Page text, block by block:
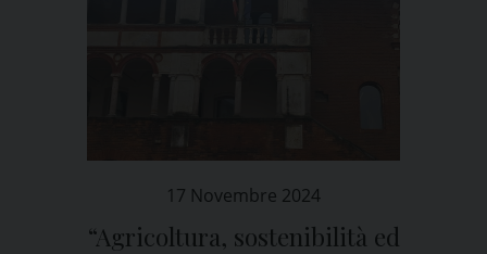
17 Novembre 2024
“Agricoltura, sostenibilità ed